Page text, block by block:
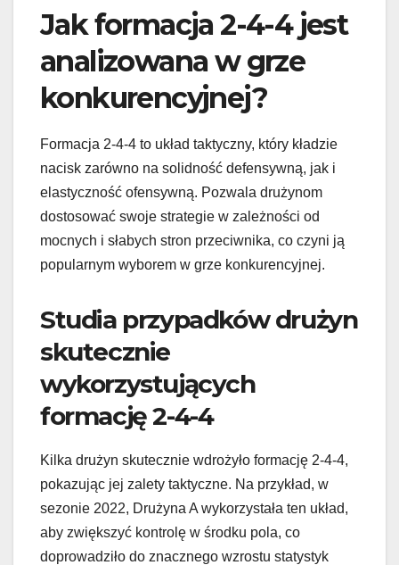
Jak formacja 2-4-4 jest
analizowana w grze
konkurencyjnej?
Formacja 2-4-4 to układ taktyczny, który kładzie
nacisk zarówno na solidność defensywną, jak i
elastyczność ofensywną. Pozwala drużynom
dostosować swoje strategie w zależności od
mocnych i słabych stron przeciwnika, co czyni ją
popularnym wyborem w grze konkurencyjnej.
Studia przypadków drużyn
skutecznie
wykorzystujących
formację 2-4-4
Kilka drużyn skutecznie wdrożyło formację 2-4-4,
pokazując jej zalety taktyczne. Na przykład, w
sezonie 2022, Drużyna A wykorzystała ten układ,
aby zwiększyć kontrolę w środku pola, co
doprowadziło do znacznego wzrostu statystyk